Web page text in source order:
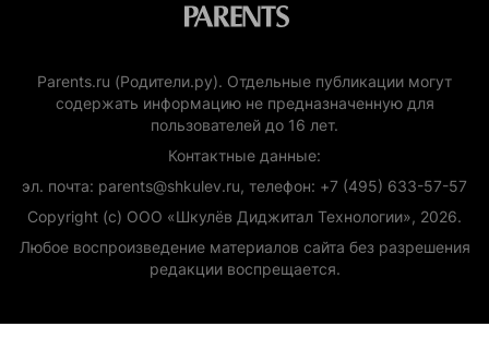
Parents.ru (Родители.ру). Отдельные публикации могут
содержать информацию не предназначенную для
пользователей до 16 лет.
Контактные данные:
эл. почта: parents@shkulev.ru, телефон: +7 (495) 633-57-57
Copyright (с) ООО «Шкулёв Диджитал Технологии», 2026.
Любое воспроизведение материалов сайта без разрешения
редакции воспрещается.